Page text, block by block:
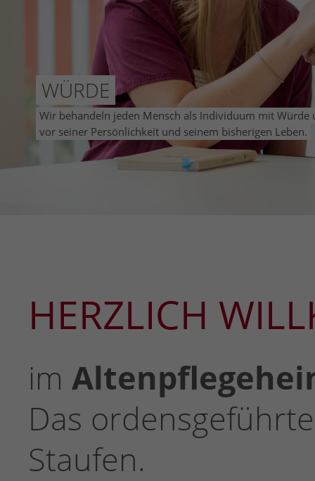
WÜRDE
Wir behandeln jeden Mensch als Individuum mit Würde
vor seiner Persönlichkeit und seinem bisherigen Leben.
HERZLICH
im
Das
Staufen.